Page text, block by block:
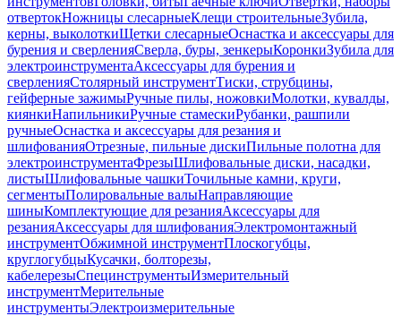
отвертокНожницы слесарныеКлещи строительныеЗубила,
керны, выколоткиЩетки слесарныеОснастка и аксессуары для
бурения и сверленияСверла, буры, зенкерыКоронкиЗубила для
электроинструментаАксессуары для бурения и
сверленияСтолярный инструментТиски, струбцины,
гейферные зажимыРучные пилы, ножовкиМолотки, кувалды,
киянкиНапильникиРучные стамескиРубанки, рашпили
ручныеОснастка и аксессуары для резания и
шлифованияОтрезные, пильные дискиПильные полотна для
электроинструментаФрезыШлифовальные диски, насадки,
листыШлифовальные чашкиТочильные камни, круги,
сегментыПолировальные валыНаправляющие
шиныКомплектующие для резанияАксессуары для
резанияАксессуары для шлифованияЭлектромонтажный
инструментОбжимной инструментПлоскогубцы,
круглогубцыКусачки, болторезы,
кабелерезыСпецинструментыИзмерительный
инструментМерительные
инструментыЭлектроизмерительные